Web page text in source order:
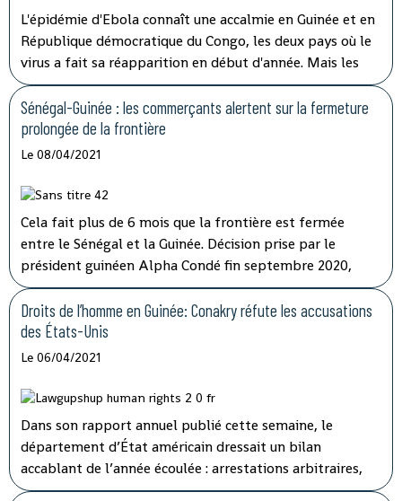
L'épidémie d'Ebola connaît une accalmie en Guinée et en
République démocratique du Congo, les deux pays où le
virus a fait sa réapparition en début d'année. Mais les
experts de l'OMS Afrique restent très prudents car ils
manquent encore d'indicateurs fiables sur son évolution.
L'épidémie d'Ebola connaît une accalmie en Guinée et en
République démocratique du Congo, les deux pays où le
experts de l'OMS Afrique restent très prudents car ils
manquent encore d'indicateurs fiables sur son évolution.
Sénégal-Guinée : les commerçants alertent sur la fermeture
prolongée de la frontière
Le 08/04/2021
Cela fait plus de 6 mois que la frontière est fermée
entre le Sénégal et la Guinée. Décision prise par le
président guinéen Alpha Condé fin septembre 2020,
avant la présidentielle qui a mené à sa réélection. Motif
avancé : « raisons de sécurité ». La commission de la
Cédéao a appelé la semaine dernière à la poursuite « des
discussions bilatérales en cours » entre Dakar et Conakry
incompréhensible pour les commerçants et
transporteurs de part et d’autre, durement touchés.
Droits de l’homme en Guinée: Conakry réfute les accusations
des États-Unis
Le 06/04/2021
Dans son rapport annuel publié cette semaine, le
département d’État américain dressait un bilan
accablant de l’année écoulée : arrestations arbitraires,
mauvaises conditions dans les prisons… Mais pour le